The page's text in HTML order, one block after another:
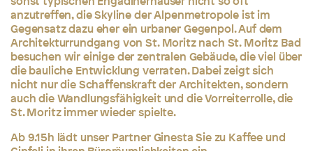
anzutreffen, die Skyline der Alpenmetropole ist im
Gegensatz dazu eher ein urbaner Gegenpol. Auf dem
Architekturrundgang von St. Moritz nach St. Moritz Bad
besuchen wir einige der zentralen Gebäude, die viel über
die bauliche Entwicklung verraten. Dabei zeigt sich
nicht nur die Schaffenskraft der Architekten, sondern
auch die Wandlungsfähigkeit und die Vorreiterrolle, die
St. Moritz immer wieder spielte.
Ab 9.15h lädt unser Partner Ginesta Sie zu Kaffee und